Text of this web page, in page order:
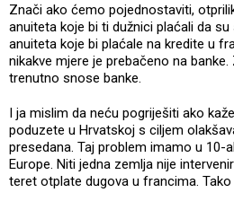
Znači ako ćemo pojednostaviti,
anuiteta koje bi ti dužnici plaćali da
anuiteta koje bi plaćale na kredite u
nikakve mjere je prebačeno na
trenutno snose banke.
I ja mislim da neću pogriješiti ako
poduzete u Hrvatskoj s ciljem
presedana. Taj problem imamo u 10-
Europe. Niti jedna zemlja nije
teret otplate dugova u francima. Tako